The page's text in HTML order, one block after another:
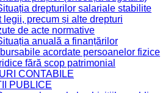
drepturilor salariale stabilite
legii, precum și alte drepturi
de acte normative
anuală a finanțărilor
acordate persoanelor fizice
fără scop patrimonial
CONTABILE
PUBLICE